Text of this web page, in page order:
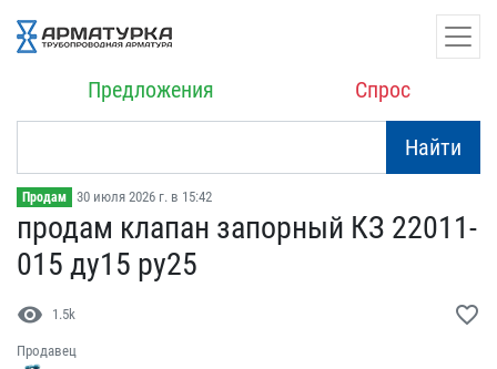
Предложения Спрос
Найти
Продам 30 июля 2026 г. в 15:42
продам клапан запорный К​З 22011-
015 ду15 ру25
visibility 1.5k favorite_border
Продавец